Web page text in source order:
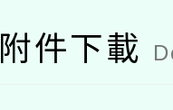
件下載